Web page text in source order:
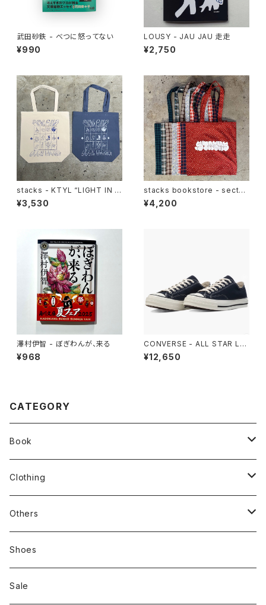
武田砂鉄 - べつに怒ってない
¥990
LOUSY - JAU JAU 走走
¥2,750
stacks - KTYL “LIGHT IN T
HE DARK” Totebag
¥3,530
stacks bookstore - sectun
o Multi Fabric Tote bag
¥4,200
澤村伊智 - ぼぎわんが、来る
¥968
CONVERSE - ALL STAR LG
CY OX (DARK NAVY)
¥12,650
CATEGORY
Book
stacks
新刊本
Zine、Other
Clothing
Tees
Sweatshirts
Bag & Accessories
Others
Mixcd
RC SLUM / ROYALTY CLUB
雑貨
Shoes
Sale